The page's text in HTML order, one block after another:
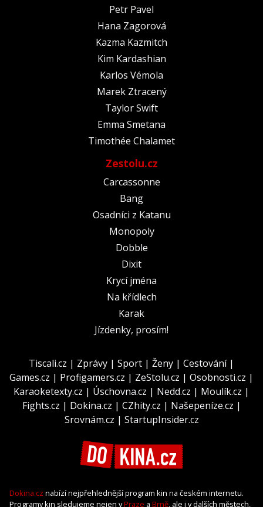
Petr Pavel
Hana Zagorová
Kazma Kazmitch
Kim Kardashian
Karlos Vémola
Marek Ztracený
Taylor Swift
Emma Smetana
Timothée Chalamet
Zestolu.cz
Carcassonne
Bang
Osadníci z Katanu
Monopoly
Dobble
Dixit
Krycí jména
Na křídlech
Karak
Jízdenky, prosím!
Tiscali.cz | Zprávy | Sport | Ženy | Cestování|
Games.cz | Profigamers.cz | ZeStolu.cz | Osobnosti.cz |
Karaoketexty.cz | Úschovna.cz | Nedd.cz | Moulík.cz |
Fights.cz | Dokina.cz | CZhity.cz | Našepeníze.cz |
Srovnám.cz | StartupInsider.cz
Dokina.cz nabízí nejpřehlednější program kin na českém internetu.
Programy kin sledujeme nejen vPraze a Brně, ale i v dalších městech,